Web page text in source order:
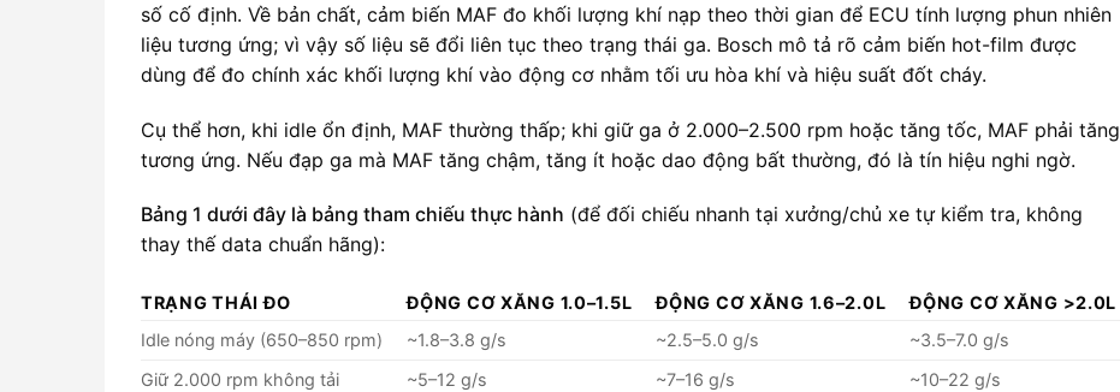
số cố định. Về bản chất, cảm biến MAF đo khối lượng khí nạp theo thời gian để ECU tính lượng phun nhiên
liệu tương ứng; vì vậy số liệu sẽ đổi liên tục theo trạng thái ga. Bosch mô tả rõ cảm biến hot-film được
dùng để đo chính xác khối lượng khí vào động cơ nhằm tối ưu hòa khí và hiệu suất đốt cháy.
Cụ thể hơn, khi idle ổn định, MAF thường thấp; khi giữ ga ở 2.000–2.500 rpm hoặc tăng tốc, MAF phải tăng
tương ứng. Nếu đạp ga mà MAF tăng chậm, tăng ít hoặc dao động bất thường, đó là tín hiệu nghi ngờ.
Bảng 1 dưới đây là bảng tham chiếu thực hành (để đối chiếu nhanh tại xưởng/chủ xe tự kiểm tra, không
thay thế data chuẩn hãng):
TRẠNG THÁI ĐO ĐỘNG CƠ XĂNG 1.0–1.5L ĐỘNG CƠ XĂNG 1.6–2.0L
ĐỘNG CƠ XĂNG >2.0L
Idle nóng máy (650–850 rpm)
~1.8–3.8 g/s ~2.5–5.0 g/s
~3.5–7.0 g/s
Giữ 2.000 rpm không tải
~5–12 g/s ~7–16 g/s
~10–22 g/s